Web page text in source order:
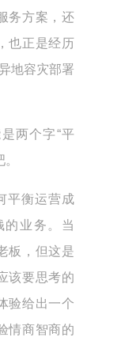
务方案，还
也正是经历
地容灾部署
两个字“平
平衡运营成
的业务。当
板，但这是
该要思考的
验给出一个
情商智商的